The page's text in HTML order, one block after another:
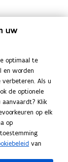
uw
optimaal te
en worden
Als u
de optionele
aanvaardt? Klik
op elk
op
van